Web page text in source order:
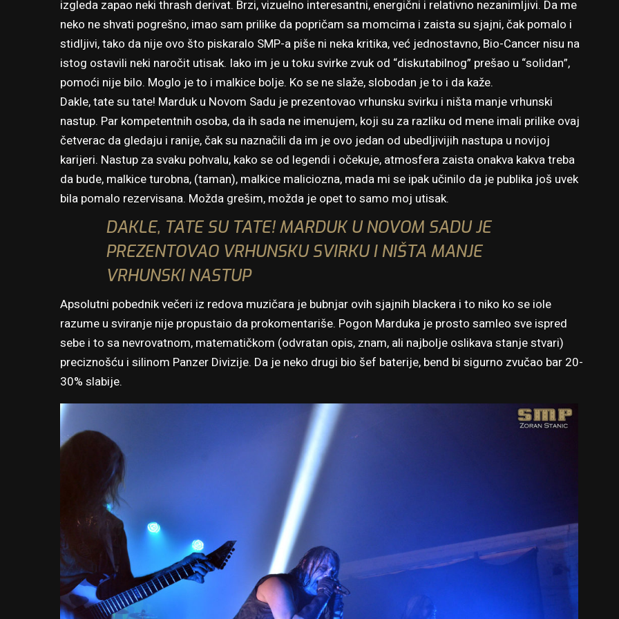
izgleda zapao neki thrash derivat. Brzi, vizuelno interesantni, energični i relativno nezanimljivi. Da me
neko ne shvati pogrešno, imao sam prilike da popričam sa momcima i zaista su sjajni, čak pomalo i
stidljivi, tako da nije ovo što piskaralo SMP-a piše ni neka kritika, već jednostavno, Bio-Cancer nisu na
istog ostavili neki naročit utisak. Iako im je u toku svirke zvuk od “diskutabilnog” prešao u “solidan”,
pomoći nije bilo. Moglo je to i malkice bolje. Ko se ne slaže, slobodan je to i da kaže.
Dakle, tate su tate! Marduk u Novom Sadu je prezentovao vrhunsku svirku i ništa manje vrhunski
nastup. Par kompetentnih osoba, da ih sada ne imenujem, koji su za razliku od mene imali prilike ovaj
četverac da gledaju i ranije, čak su naznačili da im je ovo jedan od ubedljivijih nastupa u novijoj
karijeri. Nastup za svaku pohvalu, kako se od legendi i očekuje, atmosfera zaista onakva kakva treba
da bude, malkice turobna, (taman), malkice maliciozna, mada mi se ipak učinilo da je publika još uvek
bila pomalo rezervisana. Možda grešim, možda je opet to samo moj utisak.
DAKLE, TATE SU TATE! MARDUK U NOVOM SADU JE
PREZENTOVAO VRHUNSKU SVIRKU I NIŠTA MANJE
VRHUNSKI NASTUP
Apsolutni pobednik večeri iz redova muzičara je bubnjar ovih sjajnih blackera i to niko ko se iole
razume u sviranje nije propustaio da prokomentariše. Pogon Marduka je prosto samleo sve ispred
sebe i to sa nevrovatnom, matematičkom (odvratan opis, znam, ali najbolje oslikava stanje stvari)
preciznošću i silinom Panzer Divizije. Da je neko drugi bio šef baterije, bend bi sigurno zvučao bar 20-
30% slabije.